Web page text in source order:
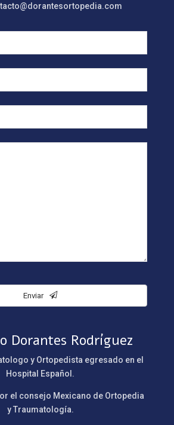
Enviar
Dorantes Rodríguez
y Ortopedista egresado en el
Hospital Español.
el consejo Mexicano de Ortopedia
y Traumatología.